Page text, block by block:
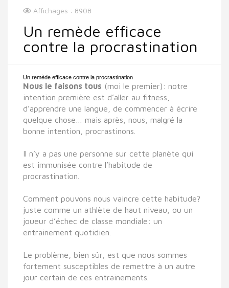
Affichages : 8908
Un remède efficace
contre la procrastination
Un remède efficace contre la procrastination
Nous le faisons tous (moi le premier): notre
intention première est d’aller au fitness,
d’apprendre une langue, de commencer à écrire
quelque chose… mais après, nous, malgré la
bonne intention, procrastinons.
Il n’y a pas une personne sur cette planète qui
est immunisée contre l’habitude de
procrastination.
Comment pouvons nous vaincre cette habitude?
juste comme un athlète de haut niveau, ou un
joueur d’échec de classe mondiale: un
entrainement quotidien.
Le problème, bien sûr, est que nous sommes
fortement susceptibles de remettre à un autre
jour certain de ces entrainements.